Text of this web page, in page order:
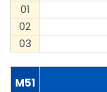
01
02
03
M51